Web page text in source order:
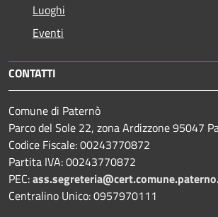
Luoghi
Eventi
CONTATTI
Comune di Paternò
Parco del Sole 22, zona Ardizzone 95047
Codice Fiscale: 00243770872
Partita IVA: 00243770872
PEC:
Centralino Unico: 0957970111